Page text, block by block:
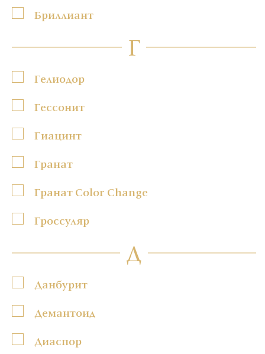
Бриллиант
Г
Гелиодор
Гессонит
Гиацинт
Гранат
Гранат Color Change
Гроссуляр
Д
Данбурит
Демантоид
Диаспор